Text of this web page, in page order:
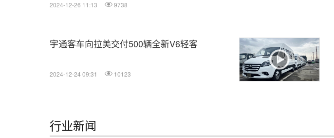
2024-12-26 11:13 9738
宇通客车向拉美交付500辆全新V6轻客
2024-12-24 09:31 10123
行业新闻